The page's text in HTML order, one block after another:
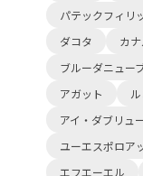
パテックフィリ
ダコタ
カ
ブルーダニュー
アガット
アイ・ダブリュ
ユーエスポロア
エフエーエル